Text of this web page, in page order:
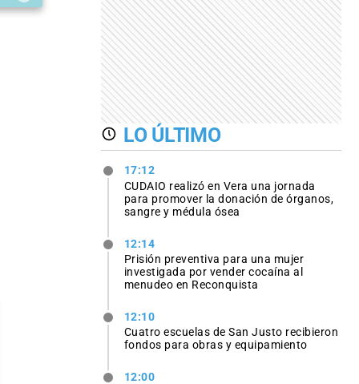
LO ÚLTIMO
17:12
CUDAIO realizó en Vera una jornada
para promover la donación de órganos,
sangre y médula ósea
12:14
Prisión preventiva para una mujer
investigada por vender cocaína al
menudeo en Reconquista
12:10
Cuatro escuelas de San Justo recibieron
fondos para obras y equipamiento
12:00